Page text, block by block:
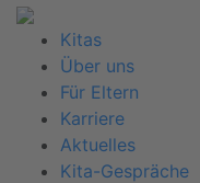
Kitas
Über uns
Für Eltern
Karriere
Aktuelles
Kita-Gespräche